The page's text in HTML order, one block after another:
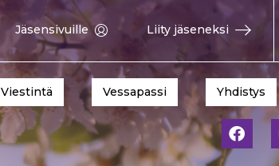
Jäsensivuille Liity jäseneksi
Viestintä Vessapassi Yhdistys